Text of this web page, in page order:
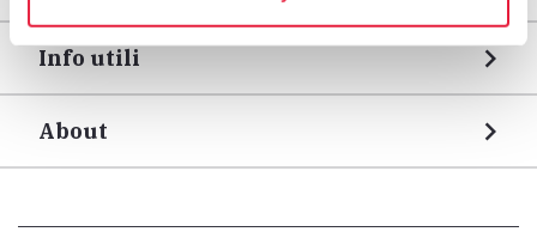
Info utili
About